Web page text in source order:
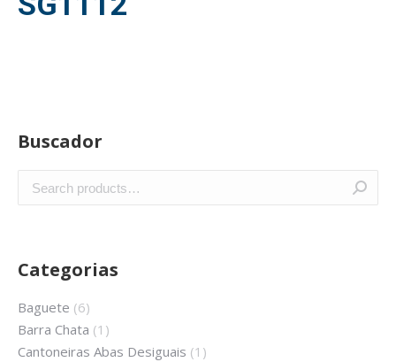
Buscador
Categorias
Baguete (6)
Barra Chata (1)
Cantoneiras Abas Desiguais (1)